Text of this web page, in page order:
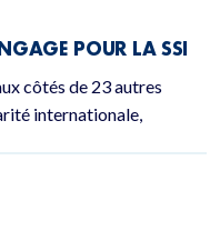
POUR LA SSI
côtés de 23 autres
internationale,